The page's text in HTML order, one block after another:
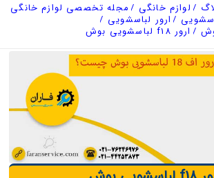
/ لوازم خانگی / مجله تخصصی لوازم خانگی
/ ارور لباسشویی /
/ ارور f18 لباسشویی بوش